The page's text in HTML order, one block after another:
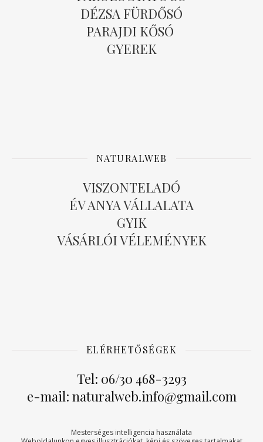
DÉZSA FÜRDŐSÓ
PARAJDI KŐSÓ
GYEREK
NATURALWEB
VISZONTELADÓ
ÉV ANYA VÁLLALATA
GYIK
VÁSÁRLÓI VÉLEMÉNYEK
ELÉRHETŐSÉGEK
Tel: 06/30 468-3293
e-mail: naturalweb.info@gmail.com
Mesterséges intelligencia használata